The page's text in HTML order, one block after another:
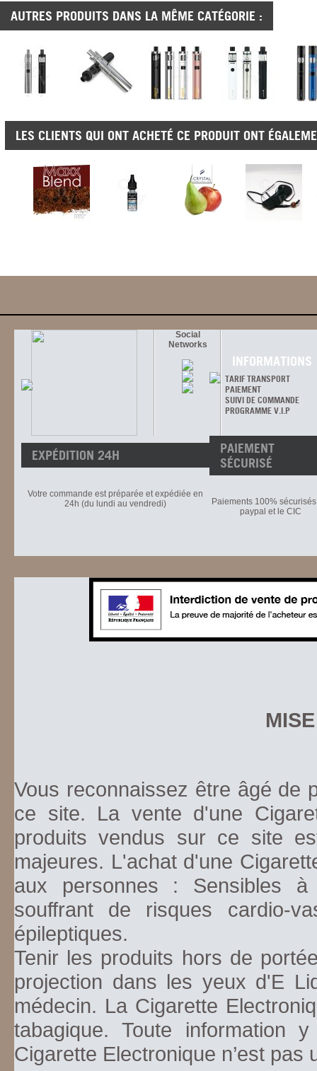
AUTRES PRODUITS DANS LA MÊME CATÉGORIE :
LES CLIENTS QUI ONT ACHETÉ CE PRODUIT ONT
Social
Networks
INFORMATIONS
TARIF TRANSPORT
PAIEMENT
SUIVI DE COMMANDE
PROGRAMME V.I.P
EXPÉDITION 24H
Votre commande est préparée et expédiée en
24h (du lundi au vendredi)
PAIEMENT
SÉCURISÉ
Paiements 100%
paypal et le CIC
Vous reconnaissez être âgé de
ce site. La vente d'une
produits vendus sur ce site
majeures. L'achat d'une
aux personnes : Sensibles
souffrant de risques cardio-
épileptiques.
Tenir les produits hors de
projection dans les yeux d'E
médecin. La Cigarette
tabagique. Toute information
Cigarette Electronique n’est pas